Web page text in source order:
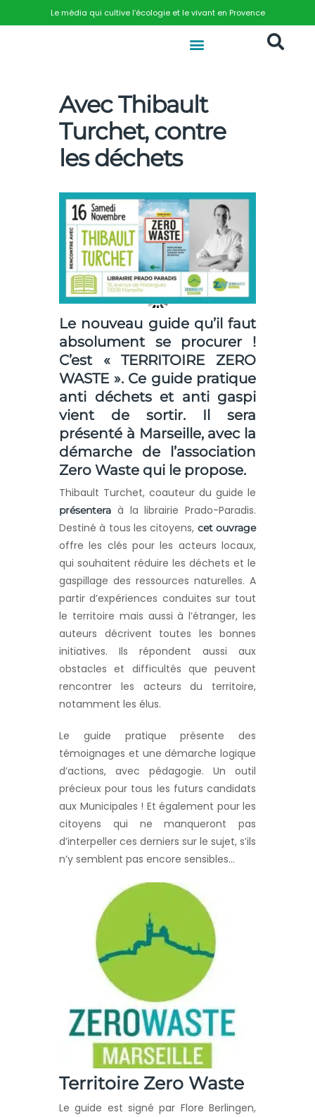
Le média qui cultive l’écologie et le vivant en Provence
Avec Thibault
Turchet, contre
les déchets
Le nouveau guide qu’il faut
absolument se procurer !
C’est « TERRITOIRE ZERO
WASTE ». Ce guide pratique
anti déchets et anti gaspi
vient de sortir. Il sera
présenté à Marseille, avec la
démarche de l’association
Zero Waste qui le propose.
Thibault Turchet, coauteur du guide le
présentera à la librairie Prado-Paradis.
Destiné à tous les citoyens, cet ouvrage
offre les clés pour les acteurs locaux,
qui souhaitent réduire les déchets et le
gaspillage des ressources naturelles. A
partir d’expériences conduites sur tout
le territoire mais aussi à l’étranger, les
auteurs décrivent toutes les bonnes
initiatives. Ils répondent aussi aux
obstacles et difficultés que peuvent
rencontrer les acteurs du territoire,
notamment les élus.
Le guide pratique présente des
témoignages et une démarche logique
d’actions, avec pédagogie. Un outil
précieux pour tous les futurs candidats
aux Municipales ! Et également pour les
citoyens qui ne manqueront pas
d’interpeller ces derniers sur le sujet, s’ils
n’y semblent pas encore sensibles…
Territoire Zero Waste
Le guide est signé par Flore Berlingen,